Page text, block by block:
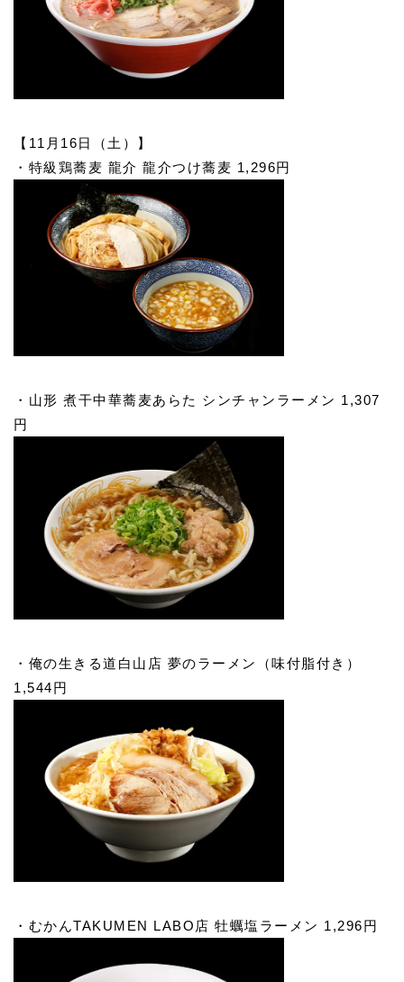
【11月16日（土）】
・特級鶏蕎麦 龍介 龍介つけ蕎麦 1,296円
・山形 煮干中華蕎麦あらた シンチャンラーメン 1,307
円
・俺の生きる道白山店 夢のラーメン（味付脂付き）
1,544円
・むかんTAKUMEN LABO店 牡蠣塩ラーメン 1,296円